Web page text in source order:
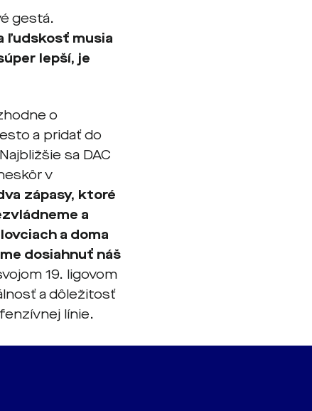
gestá.
ľudskosť musia
lepší, je
o
a pridať do
sa DAC
v
zápasy, ktoré
a
a doma
dosiahnuť náš
19. ligovom
a dôležitosť
línie.